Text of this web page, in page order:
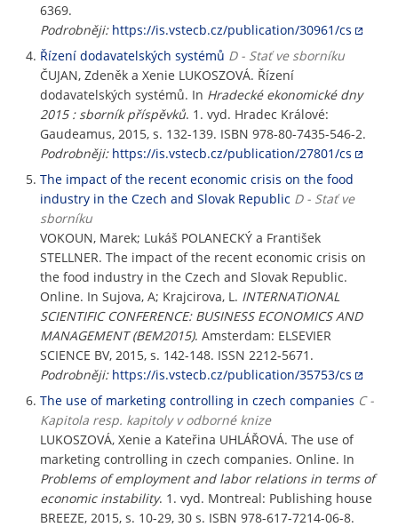
6369.
Podrobněji: https://is.vstecb.cz/publication/30961/cs
Řízení dodavatelských systémů D - Stať ve sborníku
ČUJAN, Zdeněk a Xenie LUKOSZOVÁ. Řízení
dodavatelských systémů. In Hradecké ekonomické dny
2015 : sborník příspěvků. 1. vyd. Hradec Králové:
Gaudeamus, 2015, s. 132-139. ISBN 978-80-7435-546-2.
Podrobněji: https://is.vstecb.cz/publication/27801/cs
The impact of the recent economic crisis on the food
industry in the Czech and Slovak Republic D - Stať ve
sborníku
VOKOUN, Marek; Lukáš POLANECKÝ a František
STELLNER. The impact of the recent economic crisis on
the food industry in the Czech and Slovak Republic.
Online. In Sujova, A; Krajcirova, L. INTERNATIONAL
SCIENTIFIC CONFERENCE: BUSINESS ECONOMICS AND
MANAGEMENT (BEM2015). Amsterdam: ELSEVIER
SCIENCE BV, 2015, s. 142-148. ISSN 2212-5671.
Podrobněji: https://is.vstecb.cz/publication/35753/cs
The use of marketing controlling in czech companies C -
Kapitola resp. kapitoly v odborné knize
LUKOSZOVÁ, Xenie a Kateřina UHLÁŘOVÁ. The use of
marketing controlling in czech companies. Online. In
Problems of employment and labor relations in terms of
economic instability. 1. vyd. Montreal: Publishing house
BREEZE, 2015, s. 10-29, 30 s. ISBN 978-617-7214-06-8.